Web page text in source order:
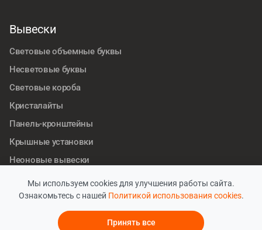
Мы используем cookies для улучшения работы сайта.
Ознакомьтесь с нашей Политикой использования cookies.
Принять все
Вывески
Световые объемные буквы
Несветовые буквы
Световые короба
Кристалайты
Панель-кронштейны
Крышные установки
Неоновые вывески
Информационные стенды